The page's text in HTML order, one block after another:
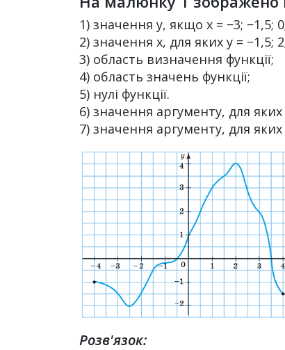
1) значення y, якщо x = −3; −1,5;
2) значення x, для яких y = −1,5;
3) область визначення функції;
4) область значень функції;
5) нулі функції.
6) значення аргументу, для
7) значення аргументу, для
Розв'язок: